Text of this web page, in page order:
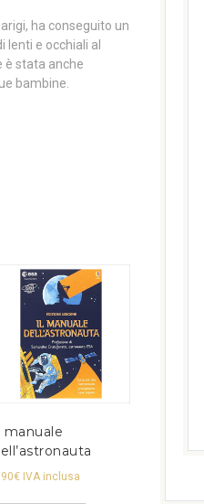
ha conseguito un
lenti e occhiali al
è stata anche
bambine.
manuale
€ IVA inclusa